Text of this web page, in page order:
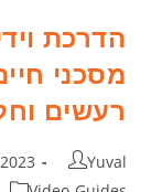
הדרכת
רעשים
Yuval